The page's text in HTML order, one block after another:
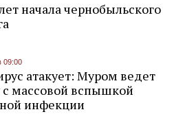
начала чернобыльского
09:00
атакует: Муром ведет
с массовой вспышкой
инфекции